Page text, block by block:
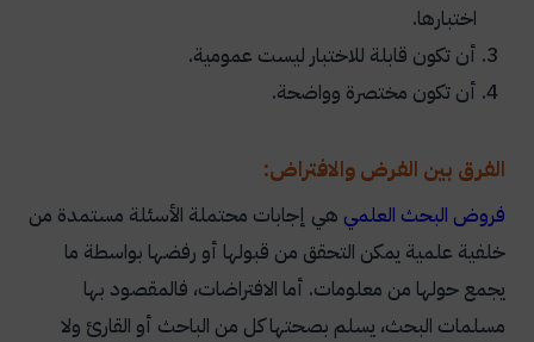
اختبارها.
أن تكون قابلة للاختبار ليست عمومية.
أن تكون مختصرة وواضحة.
الفرق بين الفرض والافتراض:
فروض البحث العلمي هي إجابات محتملة الأسئلة مستمدة من
خلفية علمية يمكن التحقق من قبولها أو رفضها بواسطة ما
يجمع حولها من معلومات. أما الافتراضات، فالمقصود بها
مسلمات البحث، يسلم بصحتها كل من الباحث أو القارئ ولا